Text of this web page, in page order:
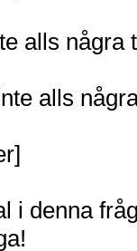
alls några
i denna